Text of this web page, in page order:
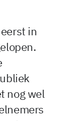
in
nog wel